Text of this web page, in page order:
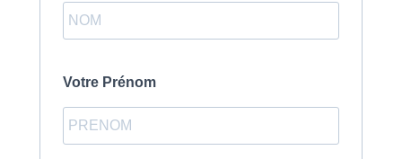
Votre Prénom